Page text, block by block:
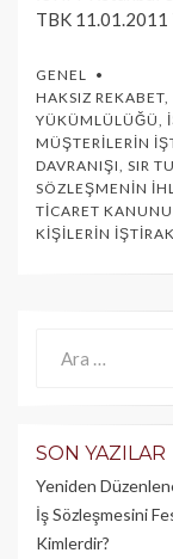
TBK 11.01.2011
GENEL
HAKSIZ REKABET
YÜKÜMLÜLÜĞÜ
MÜŞTERILERIN
DAVRANIŞI SIR
SÖZLEŞMENIN
TICARET KANUNU
KIŞILERIN
SON YAZILAR
Yeniden
İş Sözleşmesini
Kimlerdir?